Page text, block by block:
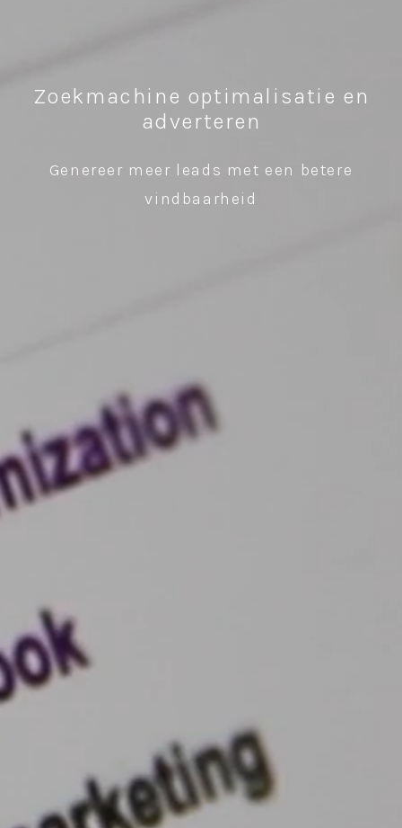
Zoekmachine optimalisatie en
adverteren
Genereer meer leads met een betere
vindbaarheid